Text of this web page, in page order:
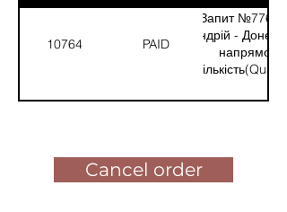
10764 PAID
Запит №776 від:
Андрій -
напрямок
Cancel order